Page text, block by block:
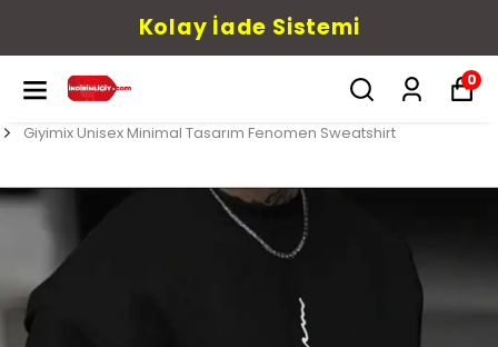
Kolay İade Sistemi
0
Giyimix Unisex Minimal Tasarım Fenomen Sweatshirt